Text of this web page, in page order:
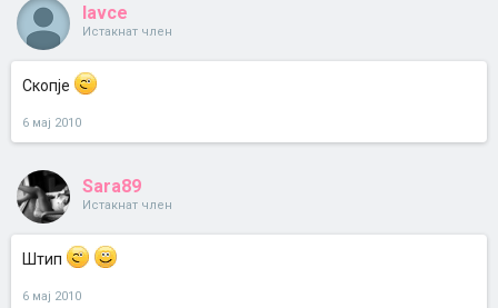
lavce
Истакнат член
Скопје
6 мај 2010
Sara89
Истакнат член
Штип
6 мај 2010